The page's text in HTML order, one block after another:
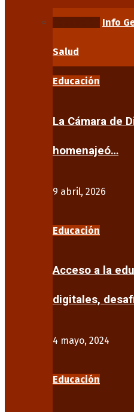
Info
Salud
Educación
La Cámara de
homenajeó…
9 abril, 2026
Educación
Acceso a la
digitales,
4 mayo, 2024
Educación